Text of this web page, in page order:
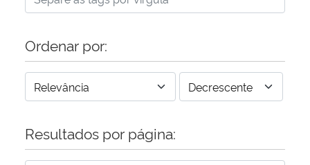
Ordenar por:
Resultados por página: